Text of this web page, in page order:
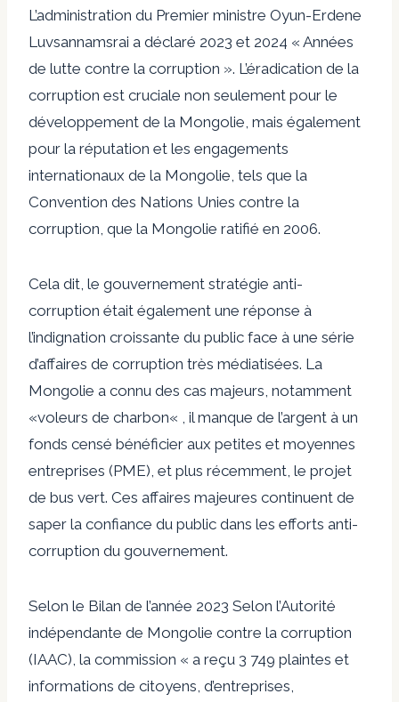
L’administration du Premier ministre Oyun-Erdene
Luvsannamsrai a déclaré 2023 et 2024 « Années
de lutte contre la corruption ». L’éradication de la
corruption est cruciale non seulement pour le
développement de la Mongolie, mais également
pour la réputation et les engagements
internationaux de la Mongolie, tels que la
Convention des Nations Unies contre la
corruption, que la Mongolie ratifié en 2006.
Cela dit, le gouvernement stratégie anti-
corruption était également une réponse à
l’indignation croissante du public face à une série
d’affaires de corruption très médiatisées. La
Mongolie a connu des cas majeurs, notamment
«voleurs de charbon« , il manque de l’argent à un
fonds censé bénéficier aux petites et moyennes
entreprises (PME), et plus récemment, le projet
de bus vert. Ces affaires majeures continuent de
saper la confiance du public dans les efforts anti-
corruption du gouvernement.
Selon le Bilan de l’année 2023 Selon l’Autorité
indépendante de Mongolie contre la corruption
(IAAC), la commission « a reçu 3 749 plaintes et
informations de citoyens, d’entreprises,